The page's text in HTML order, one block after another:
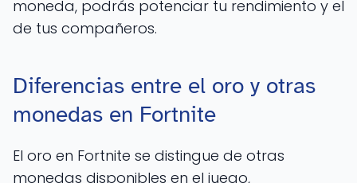
moneda, podrás potenciar tu rendimiento y el
de tus compañeros.
Diferencias entre el oro y otras
monedas en Fortnite
El oro en Fortnite se distingue de otras
monedas disponibles en el juego,